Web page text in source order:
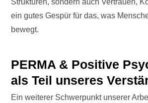
Strukturen, sondern auch Vertrauen,
ein gutes Gespür für das, was
bewegt.
PERMA & Positive
als Teil unseres
Ein weiterer Schwerpunkt unserer